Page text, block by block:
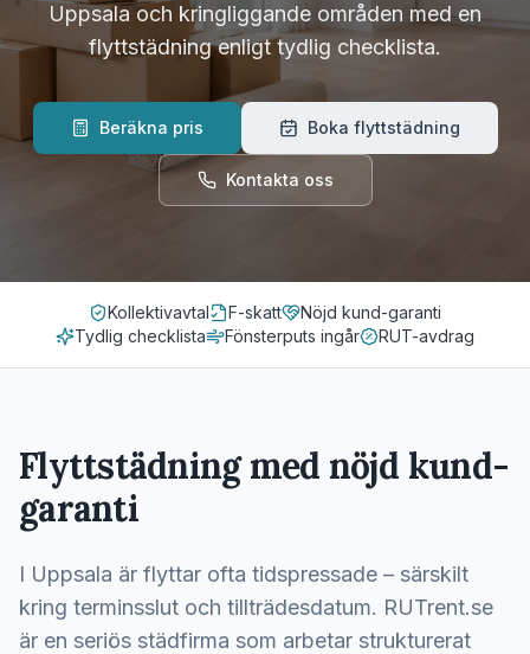
Uppsala och kringliggande områden med en
flyttstädning enligt tydlig checklista.
Beräkna pris Boka flyttstädning
Kontakta oss
Kollektivavtal F-skatt
Nöjd kund-garanti
Tydlig checklista
Fönsterputs ingår RUT-avdrag
Flyttstädning med nöjd kund-
garanti
I Uppsala är flyttar ofta tidspressade – särskilt
kring terminsslut och tillträdesdatum. RUTrent.se
är en seriös städfirma som arbetar strukturerat